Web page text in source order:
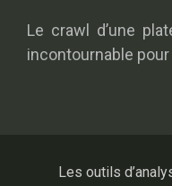
Le crawl d’une
incontournable pour
Les outils